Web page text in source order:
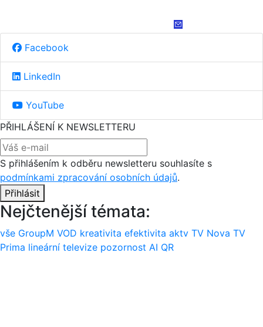
Facebook
LinkedIn
YouTube
PŘIHLÁŠENÍ K NEWSLETTERU
S přihlášením k odběru newsletteru souhlasíte s
podmínkami zpracování osobních údajů.
Přihlásit
Nejčtenější témata:
vše GroupM VOD kreativita efektivita aktv TV Nova TV
Prima lineární televize pozornost AI QR